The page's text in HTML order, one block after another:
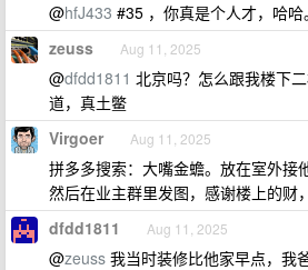
@hfJ433 #35 ，你真是个人才，哈哈。
zeuss Aug 11, 2025
@dfdd1811 北京吗？怎么跟我楼下
道，真土鳖
Virgoer Aug 11, 2025
拼多多搜索：大嘴金蟾。放在室外接
然后在业主群里发图，感谢楼上的财
dfdd1811 Aug 11, 2025
@zeuss 我当时装修比他家早点，我